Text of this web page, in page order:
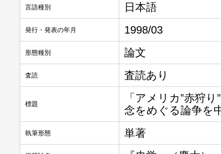
言語種別 日本語
発行・発表の年月 1998/03
形態種別 論文
査読 査読あり
標題
「アメリカ‟赤狩
念をめぐる論争を
執筆形態 単著